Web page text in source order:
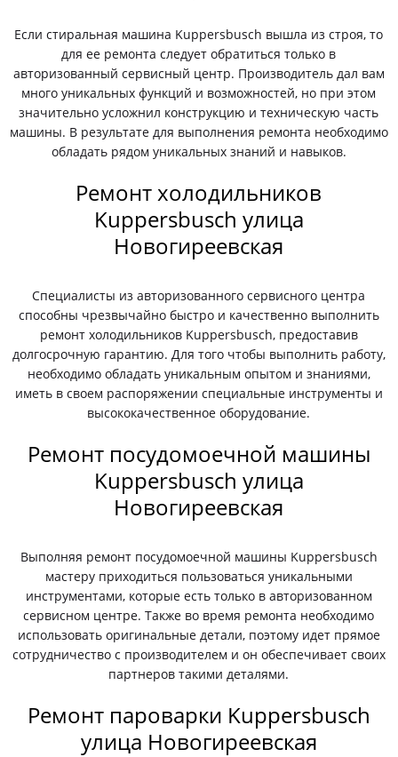
Если стиральная машина Kuppersbusch вышла из строя, то
для ее ремонта следует обратиться только в
авторизованный сервисный центр. Производитель дал вам
много уникальных функций и возможностей, но при этом
значительно усложнил конструкцию и техническую часть
машины. В результате для выполнения ремонта необходимо
обладать рядом уникальных знаний и навыков.
Ремонт холодильников
Kuppersbusch улица
Новогиреевская
Специалисты из авторизованного сервисного центра
способны чрезвычайно быстро и качественно выполнить
ремонт холодильников Kuppersbusch, предоставив
долгосрочную гарантию. Для того чтобы выполнить работу,
необходимо обладать уникальным опытом и знаниями,
иметь в своем распоряжении специальные инструменты и
высококачественное оборудование.
Ремонт посудомоечной машины
Kuppersbusch улица
Новогиреевская
Выполняя ремонт посудомоечной машины Kuppersbusch
мастеру приходиться пользоваться уникальными
инструментами, которые есть только в авторизованном
сервисном центре. Также во время ремонта необходимо
использовать оригинальные детали, поэтому идет прямое
сотрудничество с производителем и он обеспечивает своих
партнеров такими деталями.
Ремонт пароварки Kuppersbusch
улица Новогиреевская